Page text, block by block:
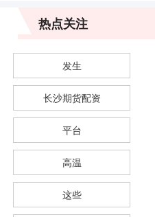
热点关注
发生
长沙期货配资
平台
高温
这些